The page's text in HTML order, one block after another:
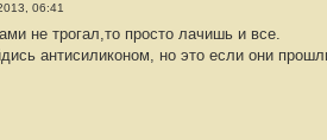
06:41
не трогал,то просто лачишь и все.
антисиликоном, но это если они